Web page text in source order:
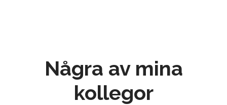
Några av mina
kollegor